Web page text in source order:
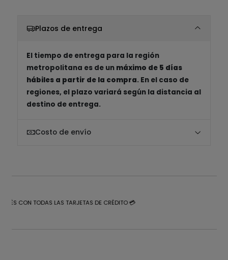
Plazos de entrega
El tiempo de entrega para la región
metropolitana es de un máximo de 5 días
hábiles a partir de la compra. En el caso de
regiones, el plazo variará según la distancia al
destino de entrega.
Costo de envío
CON TODAS LAS TARJETAS DE CRÉDITO 💳